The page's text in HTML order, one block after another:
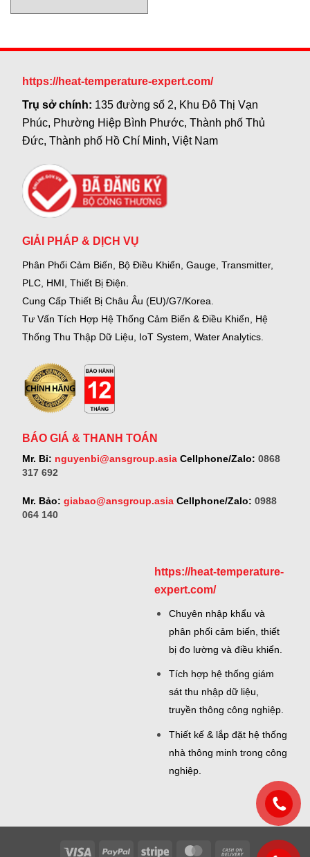
https://heat-temperature-expert.com/
Trụ sở chính: 135 đường số 2, Khu Đô Thị Vạn
Phúc, Phường Hiệp Bình Phước, Thành phố Thủ
Đức, Thành phố Hồ Chí Minh, Việt Nam
GIẢI PHÁP & DỊCH VỤ
Phân Phối Cảm Biến, Bộ Điều Khiển, Gauge, Transmitter,
PLC, HMI, Thiết Bị Điện.
Cung Cấp Thiết Bị Châu Âu (EU)/G7/Korea.
Tư Vấn Tích Hợp Hệ Thống Cảm Biến & Điều Khiển, Hệ
Thống Thu Thập Dữ Liệu, IoT System, Water Analytics.
BÁO GIÁ & THANH TOÁN
Mr. Bỉ: nguyenbi@ansgroup.asiaCellphone/Zalo: 0868
317 692
Mr. Bảo: giabao@ansgroup.asiaCellphone/Zalo: 0988
064 140
https://heat-temperature-
expert.com/
Chuyên nhập khẩu và
phân phối cảm biến, thiết
bị đo lường và điều khiển.
Tích hợp hệ thống giám
sát thu nhập dữ liệu,
truyền thông công nghiệp.
Thiết kế & lắp đặt hệ thống
nhà thông minh trong công
nghiệp.
Visa PayPal Stripe MasterCardCash